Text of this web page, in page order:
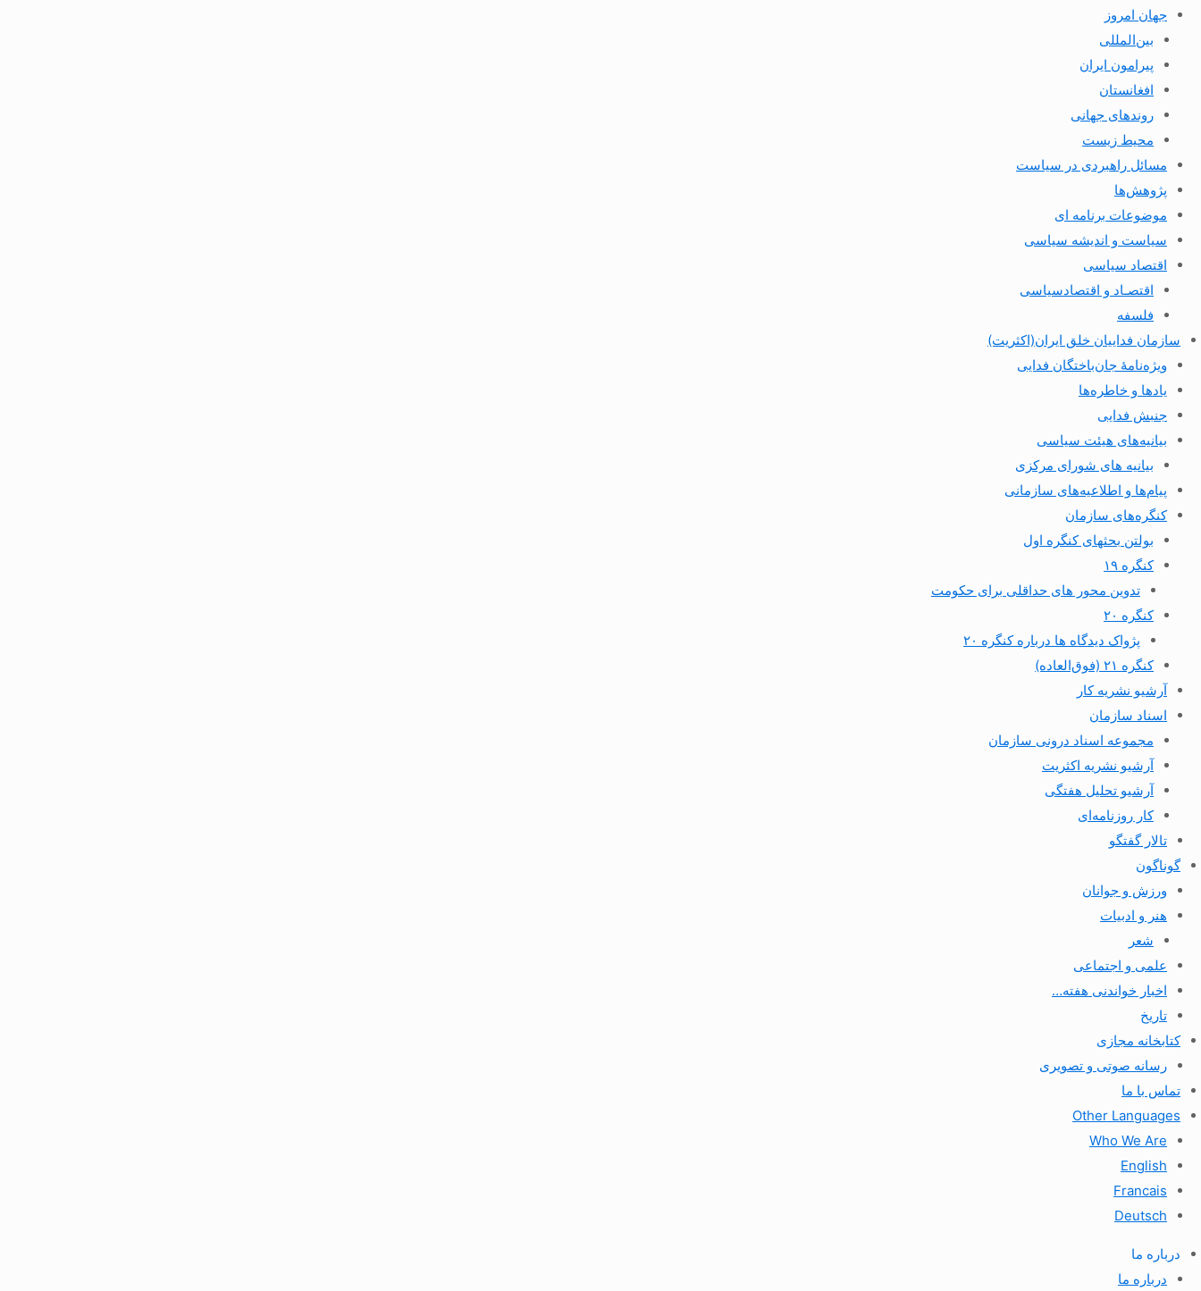
جهان امروز
بین‌المللی
پیرامون ایران
افغانستان
روندهای جهانی
محیط زیست
مسائل راهبردی در سیاست
پژوهش‌ها
موضوعات برنامه ای
سیاست و اندیشه سیاسی
اقتصاد سیاسی
اقتصـاد و اقتصاد‌سیاسی
فلسفه
سازمان فداییان خلق ایران(اکثریت)
ویژه‌نامهٔ جان‌باختگان فدایی
یادها و خاطره‌ها
جنبش فدایی
بیانیه‌های هیئت سیاسی
بیانیه های شورای مرکزی
پیام‌ها و اطلاعیه‌های سازمانی
کنگره‌های سازمان
بولتن بحثهای کنگره اول
کنگره ۱۹
تدوین محور های حداقلی برای حکومت
کنگره ۲۰
پژواک دیدگاه ها درباره کنگره ۲۰
کنگره ۲۱ (فوق‌العاده)
آرشیو نشریه کار
اسناد سازمان
مجموعه اسناد درونی سازمان
آرشیو نشریه اکثریت
آرشیو تحلیل هفتگی
کار روزنامه‌ای
تالار گفتگو
گوناگون
ورزش و جوانان
هنر و ادبیات
شعر
علمی و اجتماعی
اخبار خواندنی هفته…
تاریخ
کتابخانه مجازی
رسانه صوتی و تصویری
تماس با ما
Other Languages
Who We Are
English
Francais
Deutsch
درباره ما
درباره ما